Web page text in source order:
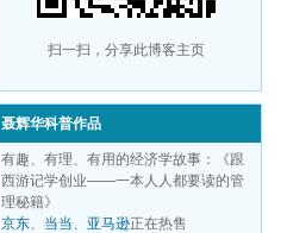
扫一扫，分享此博客主页
聂辉华科普作品
有趣、有理、有用的经济学故事：《跟
西游记学创业——一本人人都要读的管
理秘籍》
京东、 当当、 亚马逊正在热售